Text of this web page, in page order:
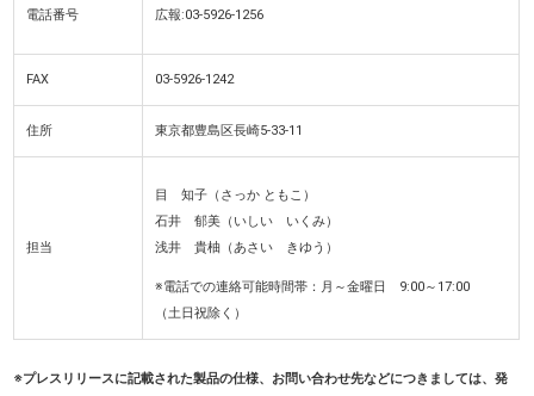
電話番号 広報:03-5926-1256
FAX 03-5926-1242
住所 東京都豊島区長崎5-33-11
担当
目 知子（さっか ともこ）
石井 郁美（いしい いくみ）
浅井 貴柚（あさい きゆう）
※電話での連絡可能時間帯：月～金曜日 9:00～17:00
（土日祝除く）
※プレスリリースに記載された製品の仕様、お問い合わせ先などにつきましては、発